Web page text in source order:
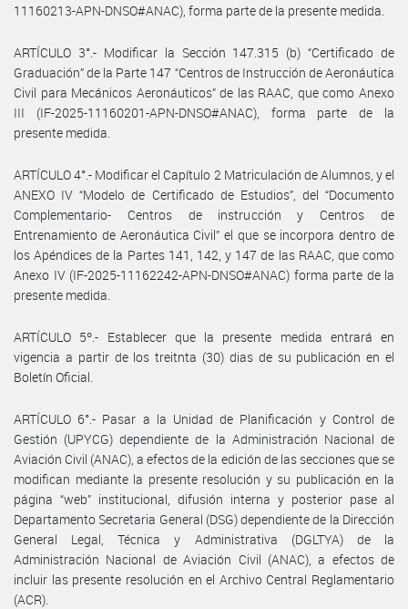
11160213-APN-DNSO#ANAC), forma parte de la presente medida.
ARTÍCULO 3°.- Modificar la Sección 147.315 (b) “Certificado de
Graduación” de la Parte 147 “Centros de Instrucción de Aeronáutica
Civil para Mecánicos Aeronáuticos” de las RAAC, que como Anexo
III (IF-2025-11160201-APN-DNSO#ANAC), forma parte de la
presente medida.
ARTÍCULO 4°.- Modificar el Capítulo 2 Matriculación de Alumnos, y el
ANEXO IV “Modelo de Certificado de Estudios”, del “Documento
Complementario- Centros de instrucción y Centros de
Entrenamiento de Aeronáutica Civil” el que se incorpora dentro de
los Apéndices de la Partes 141, 142, y 147 de las RAAC, que como
Anexo IV (IF-2025-11162242-APN-DNSO#ANAC) forma parte de la
presente medida.
ARTÍCULO 5º.- Establecer que la presente medida entrará en
vigencia a partir de los treitnta (30) dias de su publicación en el
Boletín Oficial.
ARTÍCULO 6°.- Pasar a la Unidad de Planificación y Control de
Gestión (UPYCG) dependiente de la Administración Nacional de
Aviación Civil (ANAC), a efectos de la edición de las secciones que se
modifican mediante la presente resolución y su publicación en la
página “web” institucional, difusión interna y posterior pase al
Departamento Secretaria General (DSG) dependiente de la Dirección
General Legal, Técnica y Administrativa (DGLTYA) de la
Administración Nacional de Aviación Civil (ANAC), a efectos de
incluir las presente resolución en el Archivo Central Reglamentario
(ACR).